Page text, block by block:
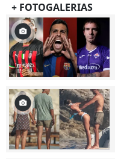
+ FOTOGALERIAS